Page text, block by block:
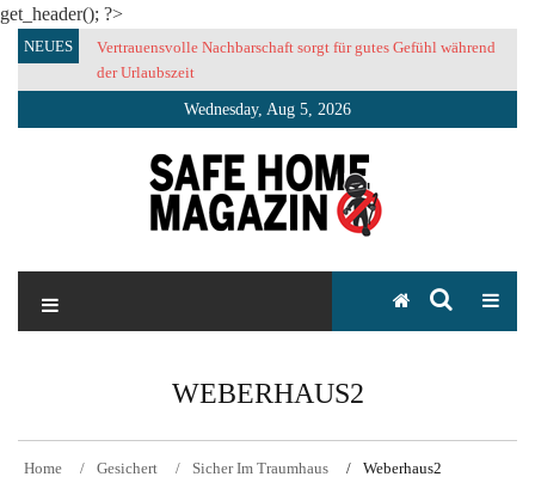
get_header(); ?>
SkipNEUES
Vertrauensvolle Nachbarschaft sorgt für gutes Gefühl während
der Urlaubszeit
Wednesday, Aug 5, 2026
SAFE HOME Magazin
WEBERHAUS2
Home Gesichert Sicher Im Traumhaus Weberhaus2